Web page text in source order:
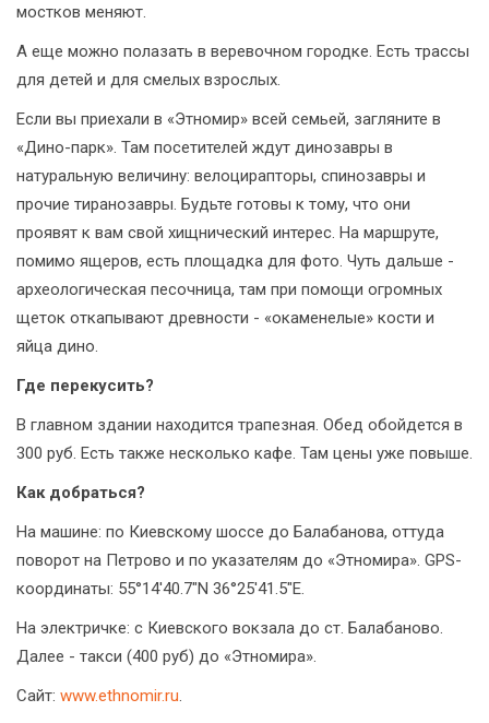
мостков меняют.
А еще можно полазать в веревочном городке. Есть трассы
для детей и для смелых взрослых.
Если вы приехали в «Этномир» всей семьей, загляните в
«Дино-парк». Там посетителей ждут динозавры в
натуральную величину: велоцирапторы, спинозавры и
прочие тиранозавры. Будьте готовы к тому, что они
проявят к вам свой хищнический интерес. На маршруте,
помимо ящеров, есть площадка для фото. Чуть дальше -
археологическая песочница, там при помощи огромных
щеток откапывают древности - «окаменелые» кости и
яйца дино.
Где перекусить?
В главном здании находится трапезная. Обед обойдется в
300 руб. Есть также несколько кафе. Там цены уже повыше.
Как добраться?
На машине: по Киевскому шоссе до Балабанова, оттуда
поворот на Петрово и по указателям до «Этномира». GPS-
координаты: 55°14'40.7"N 36°25'41.5"E.
На электричке: с Киевского вокзала до ст. Балабаново.
Далее - такси (400 руб) до «Этномира».
Сайт: www.ethnomir.ru.